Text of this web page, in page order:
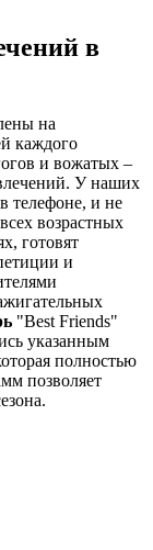
в
на
каждого
и вожатых –
У наших
телефоне, и не
возрастных
готовят
и
"Best Friends"
указанным
полностью
позволяет